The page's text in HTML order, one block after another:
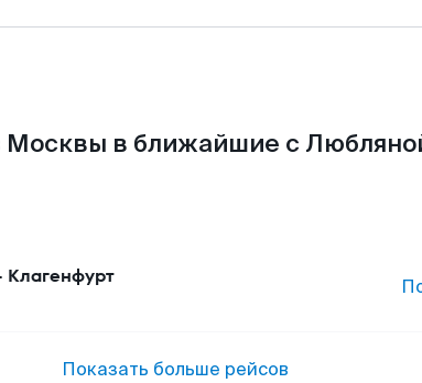
Москвы в ближайшие с
Клагенфурт
Показать больше рейсов